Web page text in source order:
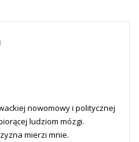
nowomowy i politycznej
ludziom mózgi.
mierzi mnie.